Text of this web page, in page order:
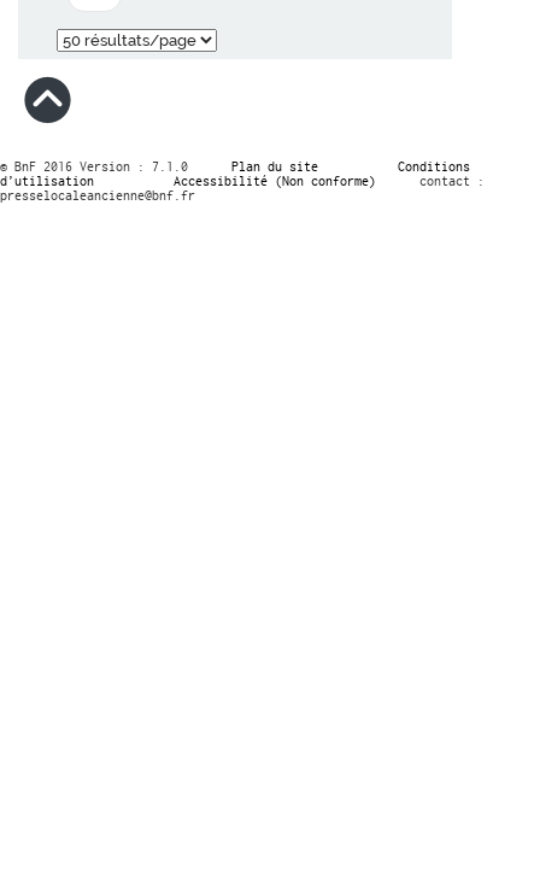
© BnF 2016 Version : 7.1.0 Plan du site
Conditions
d’utilisation
Accessibilité (Non conforme)
contact :
presselocaleancienne@bnf.fr